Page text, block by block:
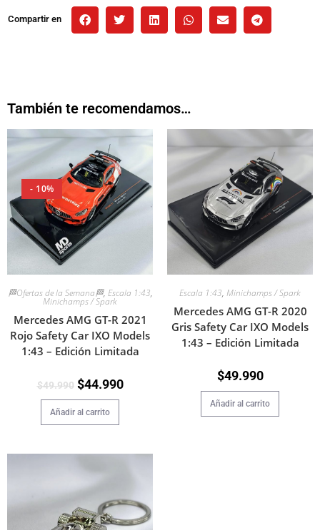
Compartir en
También te recomendamos…
- 10%
🏁Ofertas de la Semana🏁, Escala 1:43,
Minichamps / Spark
Mercedes AMG GT-R 2021
Rojo Safety Car IXO Models
1:43 – Edición Limitada
$49.990 $44.990
Añadir al carrito
Escala 1:43, Minichamps / Spark
Mercedes AMG GT-R 2020
Gris Safety Car IXO Models
1:43 – Edición Limitada
$49.990
Añadir al carrito